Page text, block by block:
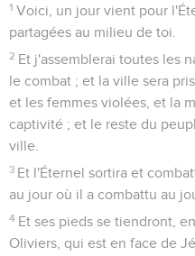
1 Voici, un jour vient pour
partagées au milieu de toi.
2 Et j'assemblerai toutes les
le combat ; et la ville sera
et les femmes violées, et la
captivité ; et le reste du
ville.
3 Et l'Éternel sortira et
au jour où il a combattu au
4 Et ses pieds se tiendront,
Oliviers, qui est en face de